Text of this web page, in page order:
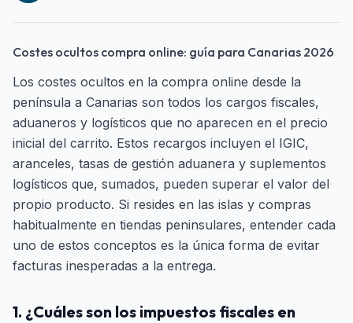
Costes ocultos compra online: guía para Canarias 2026
Los costes ocultos en la compra online desde la
península a Canarias son todos los cargos fiscales,
aduaneros y logísticos que no aparecen en el precio
inicial del carrito. Estos recargos incluyen el IGIC,
aranceles, tasas de gestión aduanera y suplementos
logísticos que, sumados, pueden superar el valor del
propio producto. Si resides en las islas y compras
habitualmente en tiendas peninsulares, entender cada
uno de estos conceptos es la única forma de evitar
facturas inesperadas a la entrega.
1. ¿Cuáles son los impuestos fiscales en